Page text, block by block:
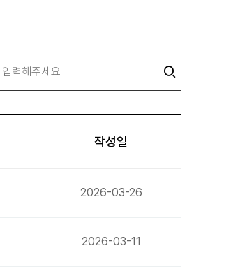
작성일
2026-03-26
2026-03-11